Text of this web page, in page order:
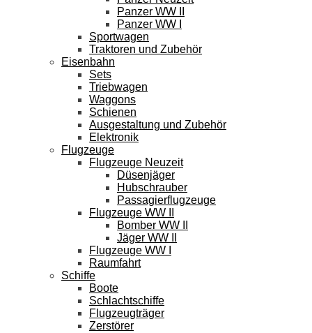
Panzer WW II
Panzer WW I
Sportwagen
Traktoren und Zubehör
Eisenbahn
Sets
Triebwagen
Waggons
Schienen
Ausgestaltung und Zubehör
Elektronik
Flugzeuge
Flugzeuge Neuzeit
Düsenjäger
Hubschrauber
Passagierflugzeuge
Flugzeuge WW II
Bomber WW II
Jäger WW II
Flugzeuge WW I
Raumfahrt
Schiffe
Boote
Schlachtschiffe
Flugzeugträger
Zerstörer